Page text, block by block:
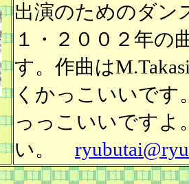
出演のためのダン
１・２００２年の
す。作曲は
くかっこいいで
っっこいいですよ
い。